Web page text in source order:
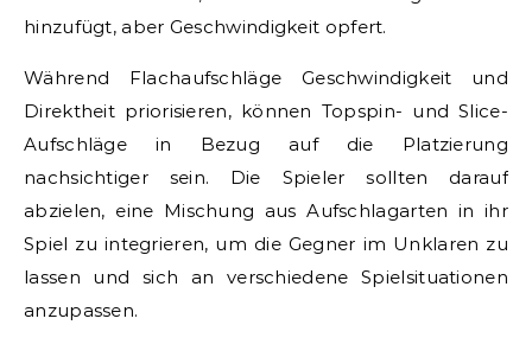
hinzufügt, aber Geschwindigkeit opfert.
Während Flachaufschläge Geschwindigkeit und
Direktheit priorisieren, können Topspin- und Slice-
Aufschläge in Bezug auf die Platzierung
nachsichtiger sein. Die Spieler sollten darauf
abzielen, eine Mischung aus Aufschlagarten in ihr
Spiel zu integrieren, um die Gegner im Unklaren zu
lassen und sich an verschiedene Spielsituationen
anzupassen.